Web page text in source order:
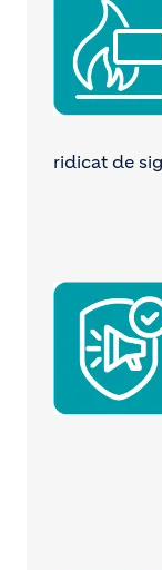
ridicat de
Image